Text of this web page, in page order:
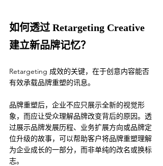
如何透过 Retargeting Creative
建立新品牌记忆？
Retargeting 成效的关键，在于创意内容能否
有效承载品牌重塑的讯息。
品牌重塑后，企业不应只展示全新的视觉形
象，而应让受众理解品牌改变背后的原因。透
过展示品牌发展历程、业务扩展方向或品牌定
位升级的故事，可以帮助客户将品牌重塑理解
为企业成长的一部分，而非单纯的改名或换标
志。